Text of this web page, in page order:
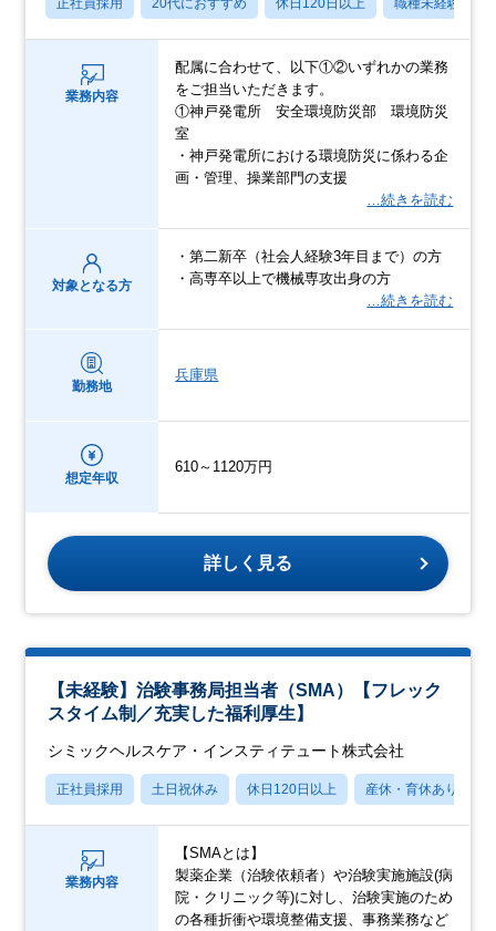
正社員採用 20代におすすめ 休日120日以上 職種未経験OK
業務内容
配属に合わせて、以下①②いずれかの業務
をご担当いただきます。
①神戸発電所 安全環境防災部 環境防災
室
・神戸発電所における環境防災に係わる企
画・管理、操業部門の支援
…続きを読む
対象となる方
・第二新卒（社会人経験3年目まで）の方
・高専卒以上で機械専攻出身の方
…続きを読む
勤務地
兵庫県
想定年収
610～1120万円
詳しく見る
【未経験】治験事務局担当者（SMA）【フレック
スタイム制／充実した福利厚生】
シミックヘルスケア・インスティテュート株式会社
正社員採用 土日祝休み 休日120日以上 産休・育休あり
業務内容
【SMAとは】
製薬企業（治験依頼者）や治験実施施設(病
院・クリニック等)に対し、治験実施のため
の各種折衝や環境整備支援、事務業務など